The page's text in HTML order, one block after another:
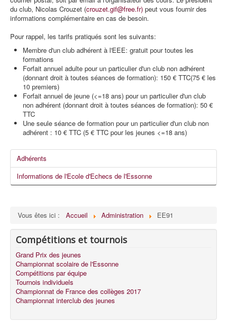
du club, Nicolas Crouzet (crouzet.gif@free.fr) peut vous fournir des
informations complémentaire en cas de besoin.
Pour rappel, les tarifs pratiqués sont les suivants:
Membre d'un club adhérent à l'EEE: gratuit pour toutes les
formations
Forfait annuel adulte pour un particulier d'un club non adhérent
(donnant droit à toutes séances de formation): 150 € TTC(75 € les
10 premiers)
Forfait annuel de jeune (<=18 ans) pour un particulier d'un club
non adhérent (donnant droit à toutes séances de formation): 50 €
TTC
Une seule séance de formation pour un particulier d'un club non
adhérent : 10 € TTC (5 € TTC pour les jeunes <=18 ans)
Adhérents
Informations de l'Ecole d'Echecs de l'Essonne
Vous êtes ici : Accueil Administration EE91
Compétitions et tournois
Grand Prix des jeunes
Championnat scolaire de l'Essonne
Compétitions par équipe
Tournois individuels
Championnat de France des collèges 2017
Championnat interclub des jeunes